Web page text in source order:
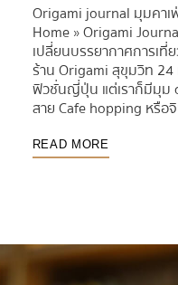
Origami journal มุมคา
Home » Origami
เปลี่ยนบรรยากาศการเที่
ร้าน Origami สุขุมวิท 24
ฟิวชั่นญี่ปุ่น แต่เราก็มีมุม
สาย Cafe hopping หรื
READ MORE